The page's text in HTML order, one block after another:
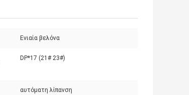
Ενιαία βελόνα
DP*17 (21# 23#)
αυτόματη λίπανση